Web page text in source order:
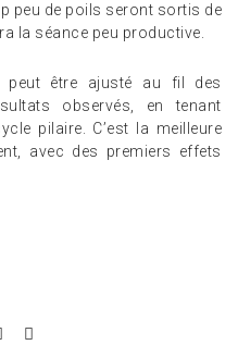
peu de poils seront sortis de
la séance peu productive.
peut être ajusté au fil des
observés, en tenant
pilaire. C’est la meilleure
avec des premiers effets